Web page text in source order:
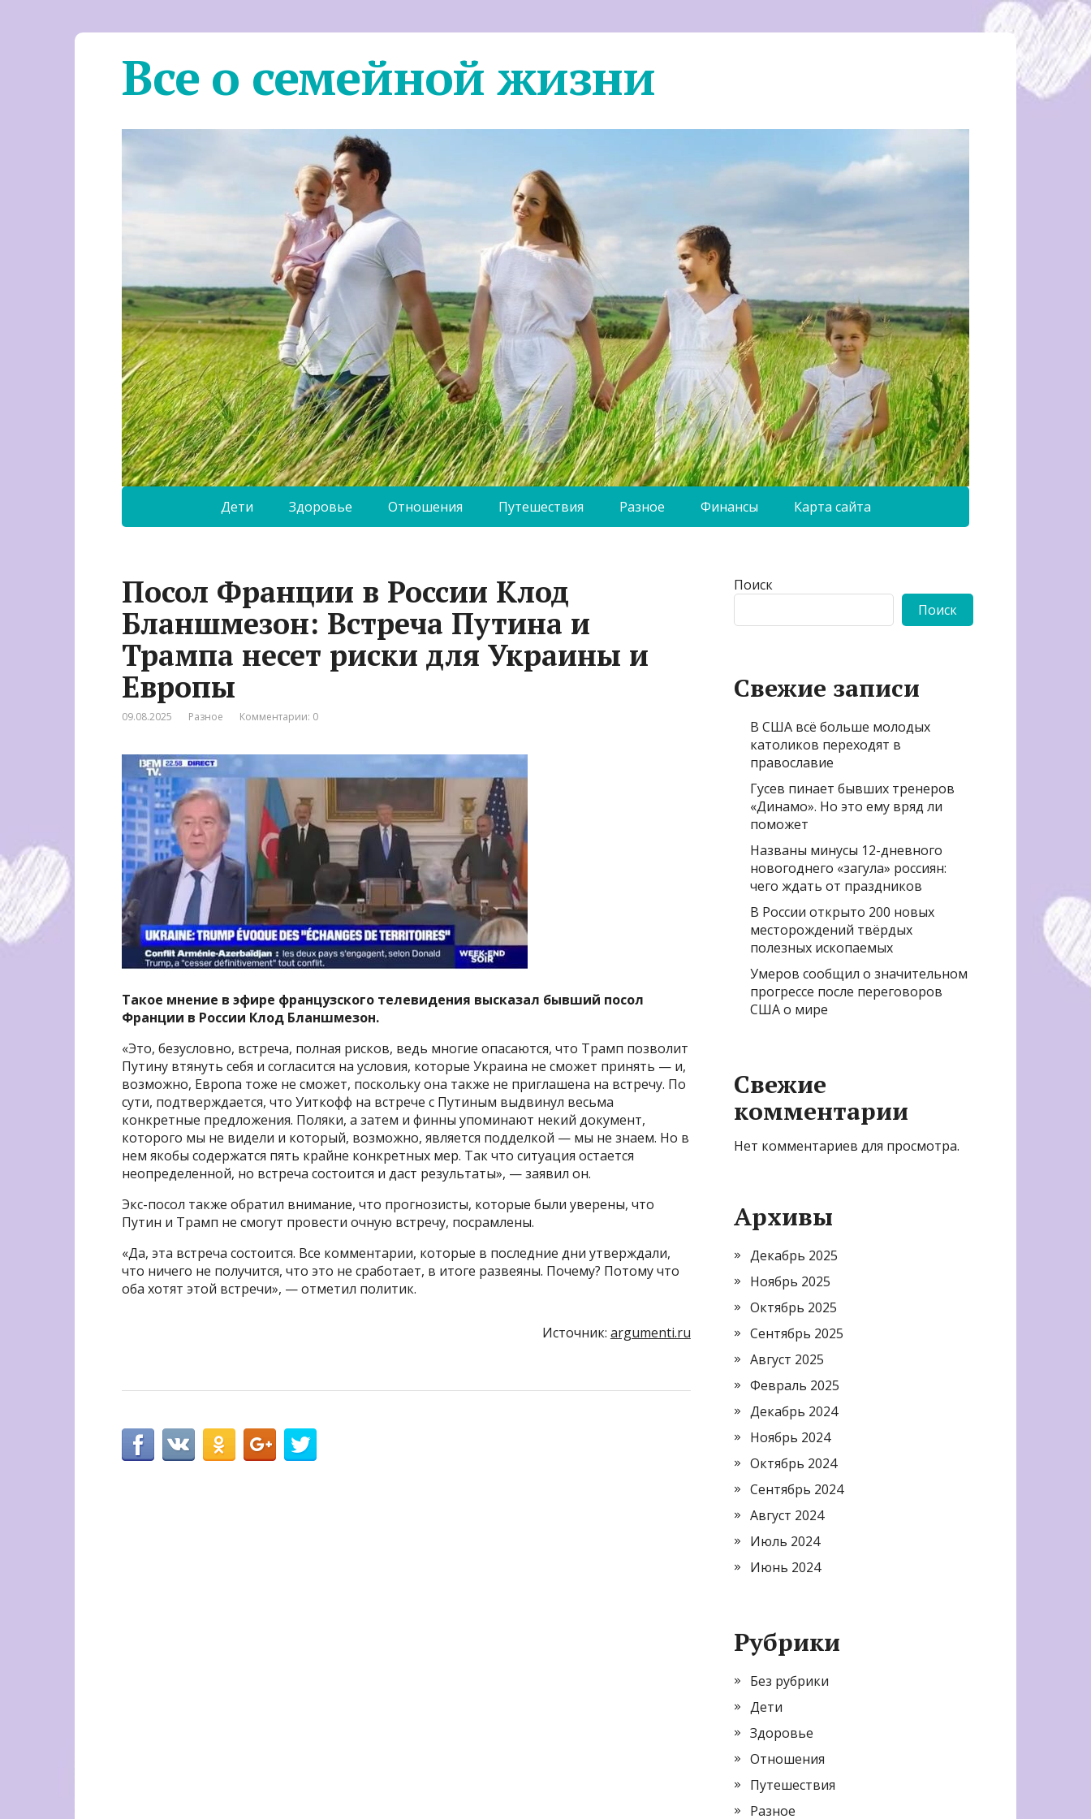
Все о семейной жизни
Дети Здоровье Отношения Путешествия Разное Финансы Карта сайта
Посол Франции в России Клод
Бланшмезон: Встреча Путина и
Трампа несет риски для Украины и
Европы
09.08.2025 Разное Комментарии: 0
Такое мнение в эфире французского телевидения высказал бывший посол
Франции в России Клод Бланшмезон.
«Это, безусловно, встреча, полная рисков, ведь многие опасаются, что Трамп позволит
Путину втянуть себя и согласится на условия, которые Украина не сможет принять — и,
возможно, Европа тоже не сможет, поскольку она также не приглашена на встречу. По
сути, подтверждается, что Уиткофф на встрече с Путиным выдвинул весьма
конкретные предложения. Поляки, а затем и финны упоминают некий документ,
которого мы не видели и который, возможно, является подделкой — мы не знаем. Но в
нем якобы содержатся пять крайне конкретных мер. Так что ситуация остается
неопределенной, но встреча состоится и даст результаты», — заявил он.
Экс-посол также обратил внимание, что прогнозисты, которые были уверены, что
Путин и Трамп не смогут провести очную встречу, посрамлены.
«Да, эта встреча состоится. Все комментарии, которые в последние дни утверждали,
что ничего не получится, что это не сработает, в итоге развеяны. Почему? Потому что
оба хотят этой встречи», — отметил политик.
Источник: argumenti.ru
Поиск
Поиск
Свежие записи
В США всё больше молодых
католиков переходят в
православие
Гусев пинает бывших тренеров
«Динамо». Но это ему вряд ли
поможет
Названы минусы 12-дневного
новогоднего «загула» россиян:
чего ждать от праздников
В России открыто 200 новых
месторождений твёрдых
полезных ископаемых
Умеров сообщил о значительном
прогрессе после переговоров
США о мире
Свежие
комментарии
Нет комментариев для просмотра.
Архивы
Декабрь 2025
Ноябрь 2025
Октябрь 2025
Сентябрь 2025
Август 2025
Февраль 2025
Декабрь 2024
Ноябрь 2024
Октябрь 2024
Сентябрь 2024
Август 2024
Июль 2024
Июнь 2024
Рубрики
Без рубрики
Дети
Здоровье
Отношения
Путешествия
Разное